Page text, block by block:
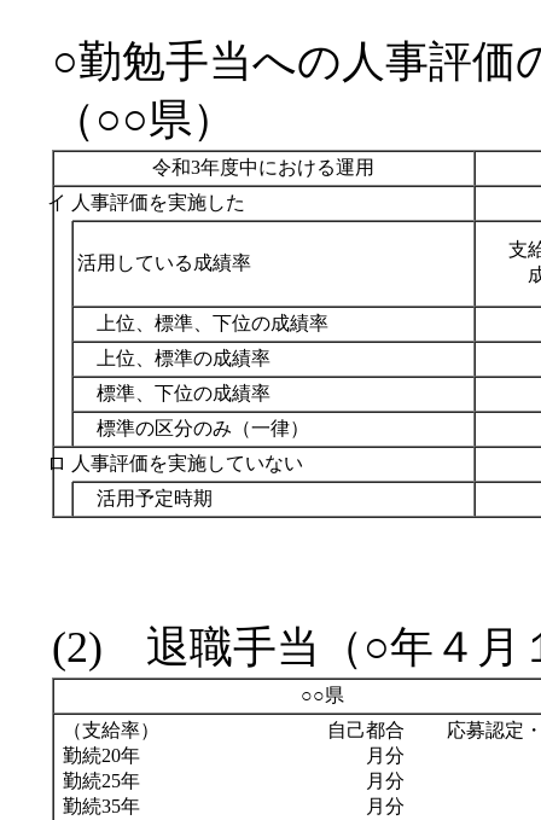
○勤勉手当への人事評価
（○○県）
令和3年度中における運用
イ 人事評価を実施した
活用している成績率
支
上位、標準、下位の成績率
上位、標準の成績率
標準、下位の成績率
標準の区分のみ（一律）
ロ 人事評価を実施していない
活用予定時期
(2) 退職手当（○年４月
○○県
（支給率）
自己都合
応募認定
勤続20年
月分
勤続25年
月分
勤続35年
月分